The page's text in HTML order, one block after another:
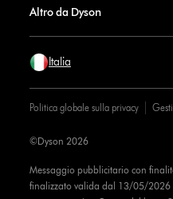
Altro da Dyson
Italia
Politica globale sulla privacy
Messaggio pubblicitario con
finalizzato valida dal 13/05/
©Dyson 2026